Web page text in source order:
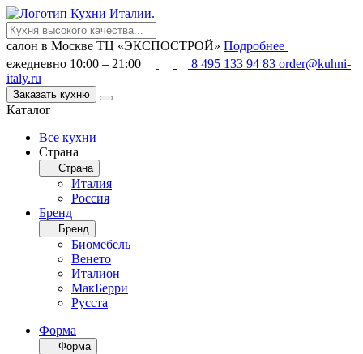
салон в Москве ТЦ «ЭКСПОСТРОЙ» Подробнее
ежедневно 10:00 – 21:00
8 495 133 94 83 order@kuhni-
italy.ru
Заказать кухню
Каталог
Все кухни
Страна
Страна
Италия
Россия
Бренд
Бренд
Биомебель
Венето
Италион
МакБерри
Русста
Форма
Форма